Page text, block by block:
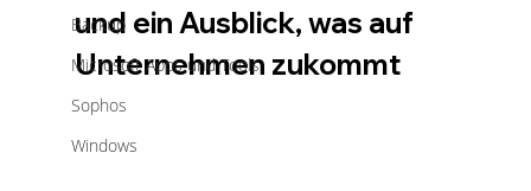
Backup
Microsoft Apps und Tools
Sophos
Windows
und ein Ausblick, was auf
Unternehmen zukommt